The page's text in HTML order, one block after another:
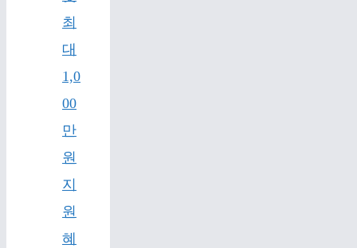
최
대
1,0
00
만
원
지
원
혜